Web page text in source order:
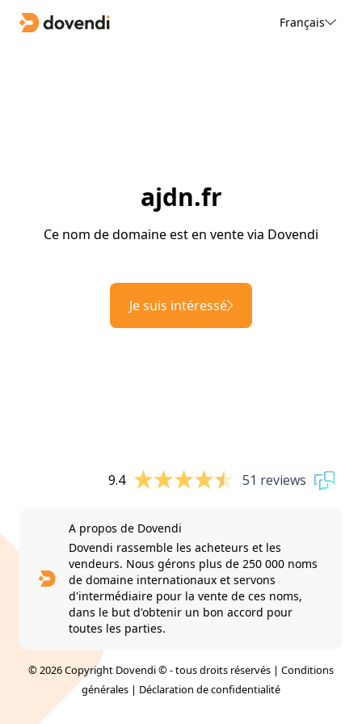
Français
ajdn.fr
Ce nom de domaine est en vente via Dovendi
Je suis intéressé
9.4 51 reviews
A propos de Dovendi
Dovendi rassemble les acheteurs et les
vendeurs. Nous gérons plus de 250 000 noms
de domaine internationaux et servons
d'intermédiaire pour la vente de ces noms,
dans le but d'obtenir un bon accord pour
toutes les parties.
© 2026 Copyright Dovendi © - tous droits réservés | Conditions
générales | Déclaration de confidentialité